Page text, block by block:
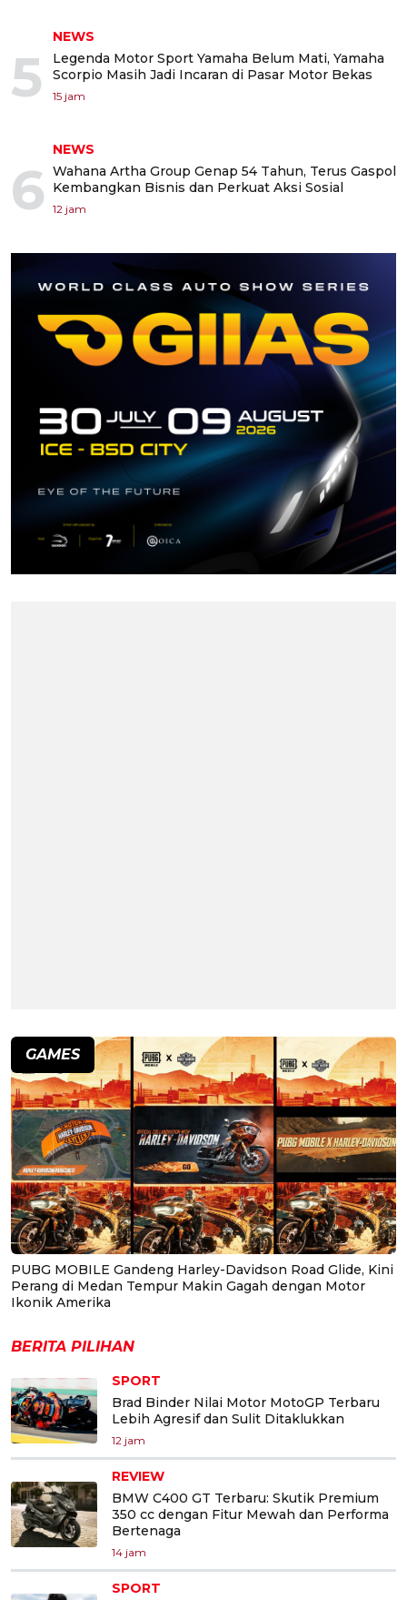
5
NEWS
Legenda Motor Sport Yamaha Belum Mati, Yamaha
Scorpio Masih Jadi Incaran di Pasar Motor Bekas
15 jam
6
NEWS
Wahana Artha Group Genap 54 Tahun, Terus Gaspol
Kembangkan Bisnis dan Perkuat Aksi Sosial
12 jam
GAMES
PUBG MOBILE Gandeng Harley-Davidson Road Glide, Kini
Perang di Medan Tempur Makin Gagah dengan Motor
Ikonik Amerika
BERITA PILIHAN
SPORT
Brad Binder Nilai Motor MotoGP Terbaru
Lebih Agresif dan Sulit Ditaklukkan
12 jam
REVIEW
BMW C400 GT Terbaru: Skutik Premium
350 cc dengan Fitur Mewah dan Performa
Bertenaga
14 jam
SPORT